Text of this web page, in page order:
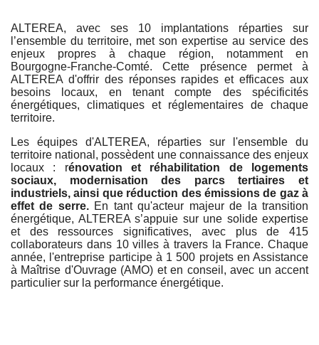
ALTEREA, avec ses 10 implantations réparties sur
l’ensemble du territoire, met son expertise au service des
enjeux propres à chaque région, notamment en
Bourgogne-Franche-Comté. Cette présence permet à
ALTEREA d'offrir des réponses rapides et efficaces aux
besoins locaux, en tenant compte des spécificités
énergétiques, climatiques et réglementaires de chaque
territoire.
Les équipes d'ALTEREA, réparties sur l'ensemble du
territoire national , possèdent une connaissance des enjeux
locaux : rénovation et réhabilitation de logements
sociaux, modernisation des parcs tertiaires et
industriels, ainsi que réduction des émissions de gaz à
effet de serre.En tant qu'acteur majeur de la transition
énergétique, ALTEREA s’appuie sur une solide expertise
et des ressources significatives, avec plus de 415
collaborateurs dans 10 villes à travers la France. Chaque
année, l'entreprise participe à 1 500 projets en Assistance
à Maîtrise d'Ouvrage (AMO) et en conseil, avec un accent
particulier sur la performance énergétique.